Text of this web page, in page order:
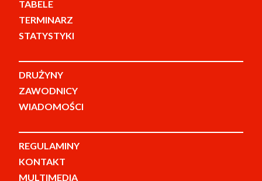
TABELE
TERMINARZ
STATYSTYKI
DRUŻYNY
ZAWODNICY
WIADOMOŚCI
REGULAMINY
KONTAKT
MULTIMEDIA